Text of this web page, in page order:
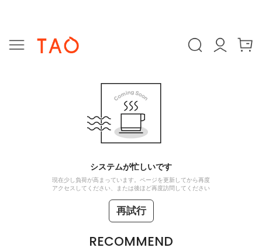
システムが忙しいです
現在少し負荷が高まっています。ページを更新してから再度
アクセスしてください、または後ほど再度訪問してください
再試行
RECOMMEND